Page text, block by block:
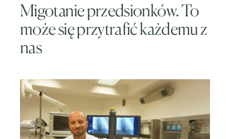
Migotanie przedsionków. To
może się przytrafić każdemu z
nas